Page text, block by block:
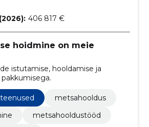
406 817 €
hoidmine on meie
istutamise, hooldamise ja
metsahooldus
metsahooldustööd